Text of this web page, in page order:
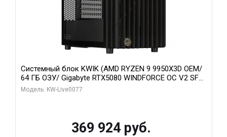
Системный блок KWIK (AMD RYZEN 9 9950X3D OEM/
64 ГБ ОЗУ/ Gigabyte RTX5080 WINDFORCE OC V2 SFF
16GB GDDR7 256b/ 960 ГБ SSD)
Модель: KW-Live0077
369 924 руб.